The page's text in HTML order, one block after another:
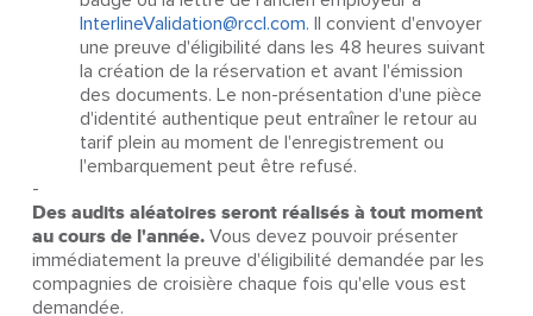
InterlineValidation@rccl.com. Il convient d'envoyer
une preuve d'éligibilité dans les 48 heures suivant
la création de la réservation et avant l'émission
des documents. Le non-présentation d'une pièce
d'identité authentique peut entraîner le retour au
tarif plein au moment de l'enregistrement ou
l'embarquement peut être refusé.
-
Des audits aléatoires seront réalisés à tout moment
au cours de l'année.Vous devez pouvoir présenter
immédiatement la preuve d'éligibilité demandée par les
compagnies de croisière chaque fois qu'elle vous est
demandée.